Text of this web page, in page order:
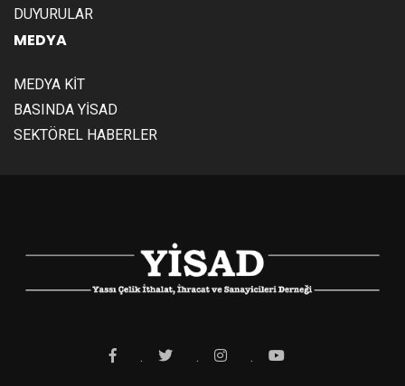
DUYURULAR
MEDYA
MEDYA KİT
BASINDA YİSAD
SEKTÖREL HABERLER